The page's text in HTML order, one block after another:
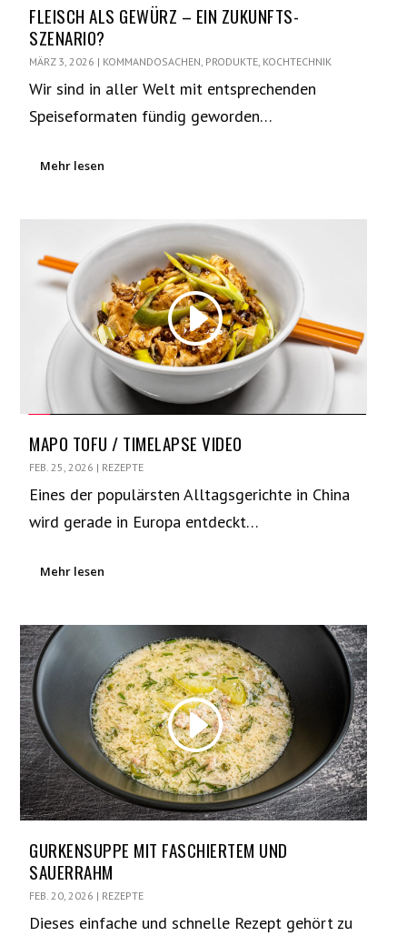
FLEISCH ALS GEWÜRZ – EIN ZUKUNFTS-
SZENARIO?
MÄRZ 3, 2026 | KOMMANDOSACHEN PRODUKTE KOCHTECHNIK
Wir sind in aller Welt mit entsprechenden
Speiseformaten fündig geworden…
Mehr lesen
MAPO TOFU / TIMELAPSE VIDEO
FEB. 25, 2026 | REZEPTE
Eines der populärsten Alltagsgerichte in China
wird gerade in Europa entdeckt…
Mehr lesen
GURKENSUPPE MIT FASCHIERTEM UND
SAUERRAHM
FEB. 20, 2026 | REZEPTE
Dieses einfache und schnelle Rezept gehört zu